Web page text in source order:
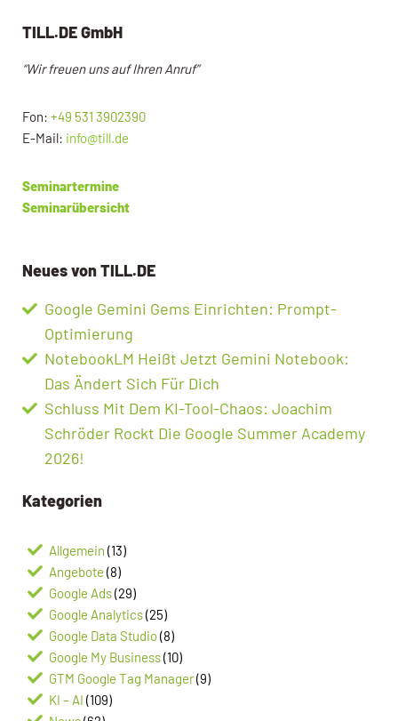
TILL.DE GmbH
“Wir freuen uns auf Ihren Anruf”
Fon: +49 531 3902390
E-Mail: info@till.de
Seminartermine
Seminarübersicht
Neues von TILL.DE
Google Gemini Gems Einrichten: Prompt-
Optimierung
NotebookLM Heißt Jetzt Gemini Notebook:
Das Ändert Sich Für Dich
Schluss Mit Dem KI-Tool-Chaos: Joachim
Schröder Rockt Die Google Summer Academy
2026!
Kategorien
Allgemein (13)
Angebote (8)
Google Ads(29)
Google Analytics(25)
Google Data Studio(8)
Google My Business(10)
GTM Google Tag Manager(9)
KI – AI (109)